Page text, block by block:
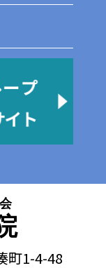
町1-4-48